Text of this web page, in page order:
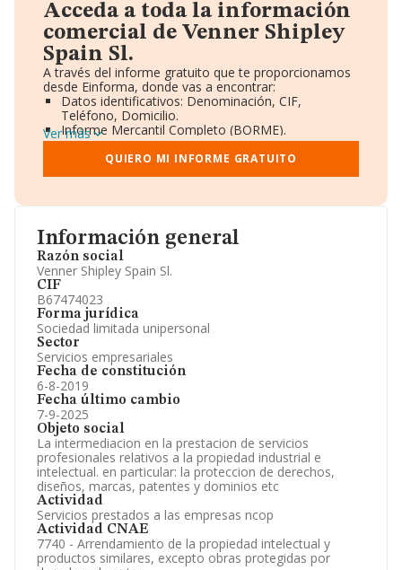
Información general
Razón social
Venner Shipley Spain Sl.
CIF
B67474023
Forma jurídica
Sociedad limitada unipersonal
Sector
Servicios empresariales
Fecha de constitución
6-8-2019
Fecha último cambio
7-9-2025
Objeto social
La intermediacion en la prestacion de servicios
profesionales relativos a la propiedad industrial e
intelectual. en particular: la proteccion de derechos,
diseños, marcas, patentes y dominios etc
Actividad
Servicios prestados a las empresas ncop
Actividad CNAE
7740 - Arrendamiento de la propiedad intelectual y
productos similares, excepto obras protegidas por
Acceda a toda la información
comercial de Venner Shipley
Spain Sl.
A través del informe gratuito que te proporcionamos
desde Einforma, donde vas a encontrar:
Datos identificativos: Denominación, CIF,
Teléfono, Domicilio.
Informe Mercantil Completo (BORME).
Gráficos de Evolución Ventas y Empleados.
Consejo de Administración y Administradores.
Directivos y Ejecutivos.
Información oficial y registral complementaria.
Ver más
QUIERO MI INFORME GRATUITO